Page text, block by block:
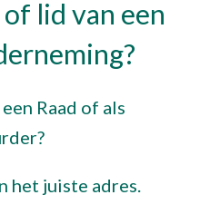
lid van een
Raad of als
het juiste adres.